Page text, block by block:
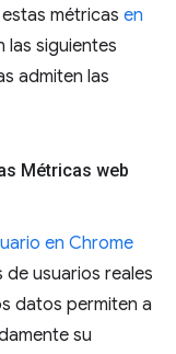
métricas en
las siguientes
admiten las
Métricas web
en Chrome
usuarios reales
datos permiten a
su